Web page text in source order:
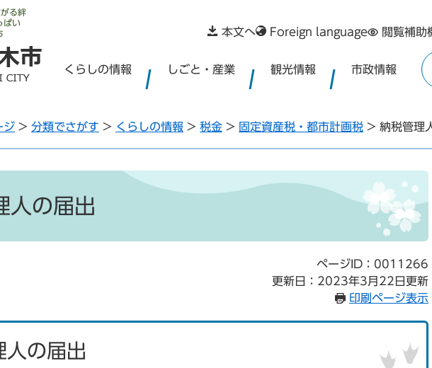
る絆
ぱい
本文へ Foreign language 閲覧補助
くらしの情報 しごと・産業 観光情報 市政情報
ジ > 分類でさがす > くらしの情報 > 税金 > 固定資産税・都市計画税 > 納税管理
人の届出
ページID：0011266
更新日：2023年3月22日更新
印刷ページ表示
人の届出